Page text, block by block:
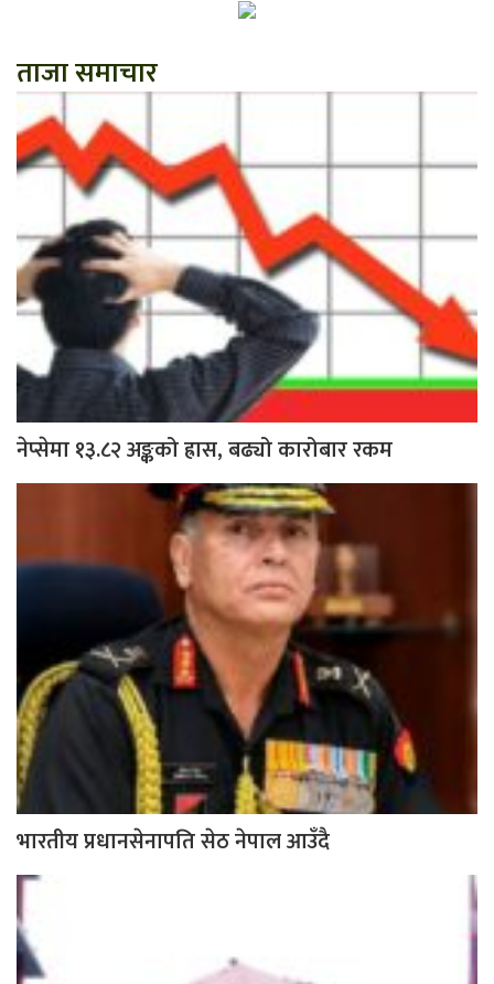
ताजा समाचार
नेप्सेमा १३.८२ अङ्कको ह्रास, बढ्यो कारोबार रकम
भारतीय प्रधानसेनापति सेठ नेपाल आउँदै